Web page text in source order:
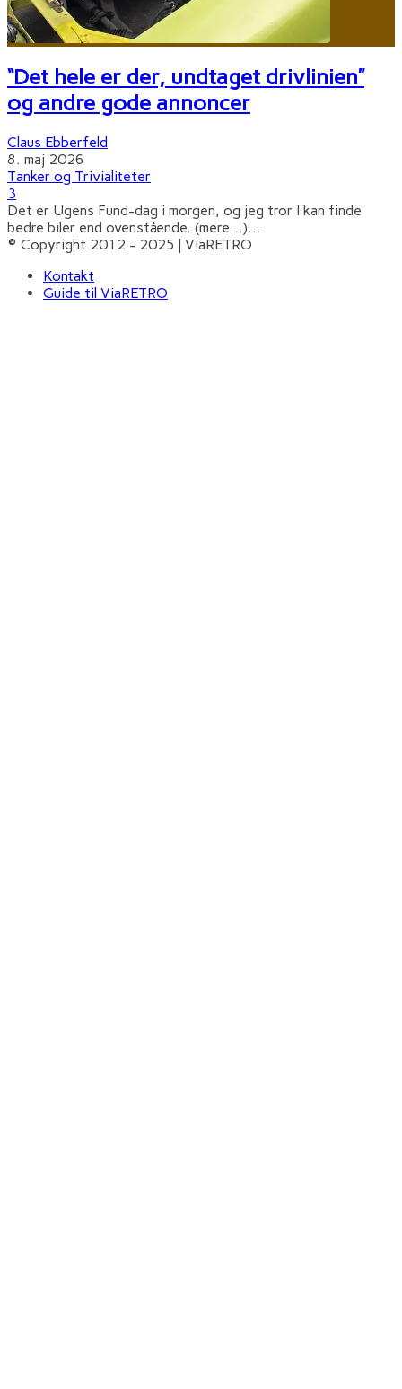
“Det hele er der, undtaget drivlinien”
og andre gode annoncer
Claus Ebberfeld
8. maj 2026
Tanker og Trivialiteter
3
Det er Ugens Fund-dag i morgen, og jeg tror I kan finde
bedre biler end ovenstående. (mere…)...
© Copyright 2012 - 2025 | ViaRETRO
Kontakt
Guide til ViaRETRO